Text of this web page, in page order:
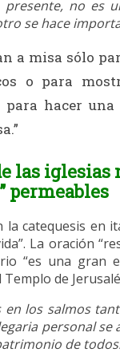
no es
se hace
a misa sólo
o para
para hacer
las iglesias
permeables
la catequesis en
La oración
“es una gran
de
en los salmos
personal se
de